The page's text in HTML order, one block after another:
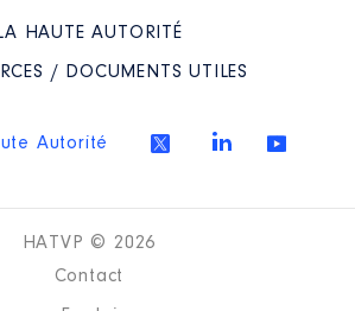
LA HAUTE AUTORITÉ
/ DOCUMENTS UTILES
Autorité
HATVP © 2026
Contact